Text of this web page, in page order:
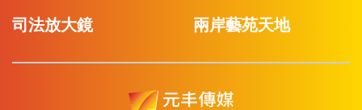
司法放大鏡 兩岸藝苑天地